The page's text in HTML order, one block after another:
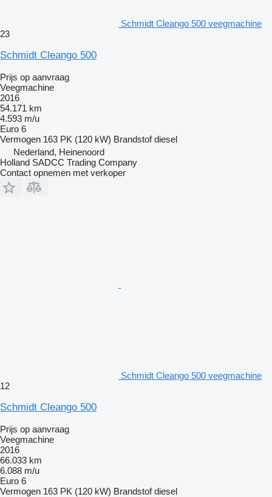
Schmidt Cleango 500 veegmachine
23
Schmidt Cleango 500
Prijs op aanvraag
Veegmachine
2016
54.171 km
4.593 m/u
Euro 6
Vermogen 163 PK (120 kW) Brandstof diesel
Nederland, Heinenoord
Holland SADCC Trading Company
Contact opnemen met verkoper
Schmidt Cleango 500 veegmachine
12
Schmidt Cleango 500
Prijs op aanvraag
Veegmachine
2016
66.033 km
6.088 m/u
Euro 6
Vermogen 163 PK (120 kW) Brandstof diesel